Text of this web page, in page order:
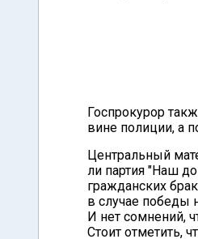
Госпрокурор
вине полиции, а
Центральный
ли партия "Наш
гражданских
в случае победы
И нет сомнений,
Стоит отметить,